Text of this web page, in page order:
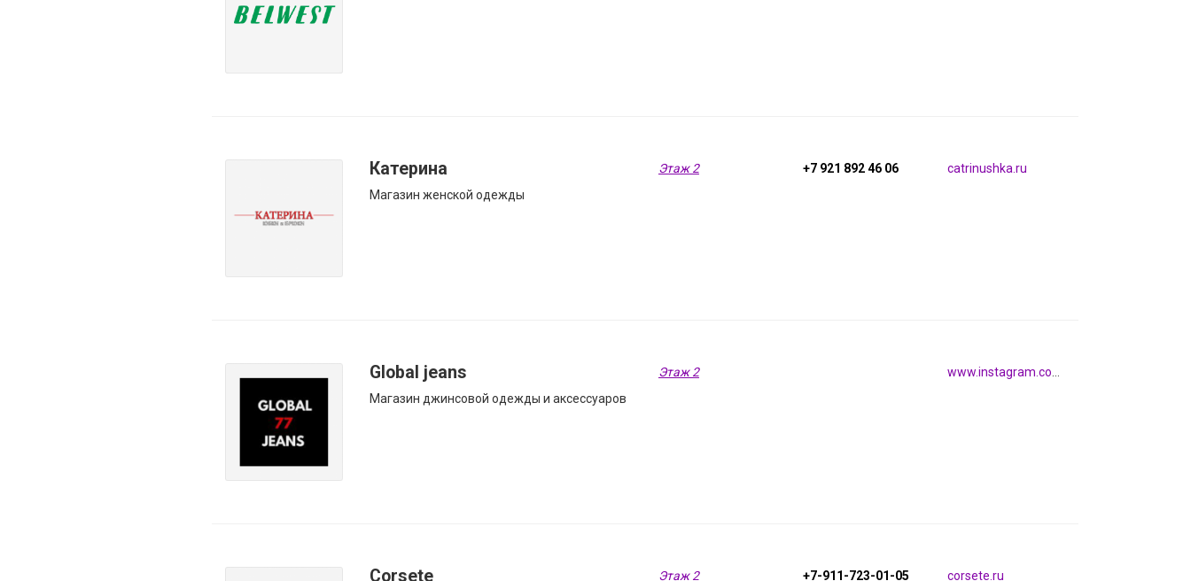
Катерина
Магазин женской одежды
Этаж 2 +7 921 892 46 06 catrinushka.ru
Global jeans
Магазин джинсовой одежды и аксессуаров
Этаж 2
Corsete Этаж 2 +7-911-723-01-05 corsete.ru